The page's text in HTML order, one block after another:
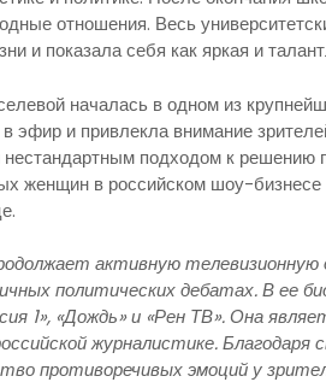
отношения. Весь
и показала себя как яркая и
началась в одном из
эфир и привлекла внимание
подходом к решению
женщин в российском шоу-бизнесе
активную телевизионную
политических дебатах. В ее
1», «Дождь» и «Рен ТВ». Она
журналистике.
противоречивых эмоций у